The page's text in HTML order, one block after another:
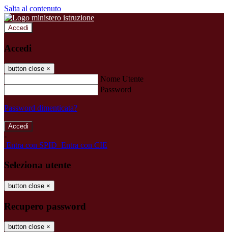
Salta al contenuto
Accedi
Accedi
button close ×
Nome Utente
Password
Password dimenticata?
-
Entra con SPID Entra con CIE
Seleziona utente
button close ×
Recupero password
button close ×